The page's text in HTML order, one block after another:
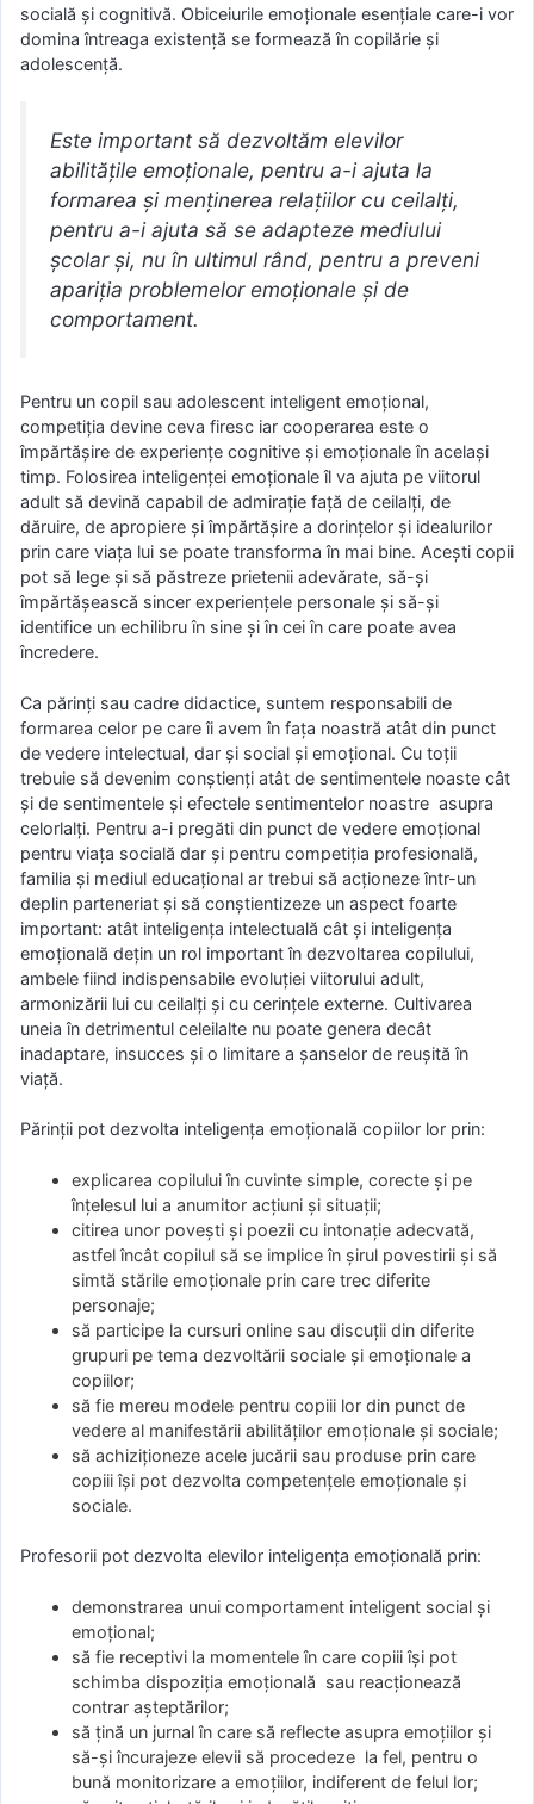
socială și cognitivă. Obiceiurile emoționale esențiale care-i vor
domina întreaga existență se formează în copilărie și
adolescență.
Este important să dezvoltăm elevilor
abilitățile emoționale, pentru a-i ajuta la
formarea și menținerea relațiilor cu ceilalți,
pentru a-i ajuta să se adapteze mediului
școlar și, nu în ultimul rând, pentru a preveni
apariția problemelor emoționale și de
comportament.
Pentru un copil sau adolescent inteligent emoțional,
competiția devine ceva firesc iar cooperarea este o
împărtășire de experiențe cognitive și emoționale în același
timp. Folosirea inteligenței emoționale îl va ajuta pe viitorul
adult să devină capabil de admirație față de ceilalți, de
dăruire, de apropiere și împărtășire a dorințelor și idealurilor
prin care viața lui se poate transforma în mai bine. Acești copii
pot să lege și să păstreze prietenii adevărate, să-și
împărtășească sincer experiențele personale și să-și
identifice un echilibru în sine și în cei în care poate avea
încredere.
Ca părinți sau cadre didactice, suntem responsabili de
formarea celor pe care îi avem în fața noastră atât din punct
de vedere intelectual, dar și social și emoțional. Cu toții
trebuie să devenim conștienți atât de sentimentele noaste cât
și de sentimentele și efectele sentimentelor noastre asupra
celorlalți. Pentru a-i pregăti din punct de vedere emoțional
pentru viața socială dar și pentru competiția profesională,
familia și mediul educațional ar trebui să acționeze într-un
deplin parteneriat și să conștientizeze un aspect foarte
important: atât inteligența intelectuală cât și inteligența
emoțională dețin un rol important în dezvoltarea copilului,
ambele fiind indispensabile evoluției viitorului adult,
armonizării lui cu ceilalți și cu cerințele externe. Cultivarea
uneia în detrimentul celeilalte nu poate genera decât
inadaptare, insucces și o limitare a șanselor de reușită în
viață.
Părinții pot dezvolta inteligența emoțională copiilor lor prin:
explicarea copilului în cuvinte simple, corecte și pe
înțelesul lui a anumitor acțiuni și situații;
citirea unor povești și poezii cu intonație adecvată,
astfel încât copilul să se implice în șirul povestirii și să
simtă stările emoționale prin care trec diferite
personaje;
să participe la cursuri online sau discuții din diferite
grupuri pe tema dezvoltării sociale și emoționale a
copiilor;
să fie mereu modele pentru copiii lor din punct de
vedere al manifestării abilităților emoționale și sociale;
să achiziționeze acele jucării sau produse prin care
copiii își pot dezvolta competențele emoționale și
sociale.
Profesorii pot dezvolta elevilor inteligența emoțională prin:
demonstrarea unui comportament inteligent social și
emoțional;
să fie receptivi la momentele în care copiii își pot
schimba dispoziția emoțională sau reacționează
contrar așteptărilor;
să țină un jurnal în care să reflecte asupra emoțiilor și
să-și încurajeze elevii să procedeze la fel, pentru o
bună monitorizare a emoțiilor, indiferent de felul lor;